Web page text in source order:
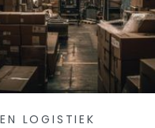
LOGISTIEK